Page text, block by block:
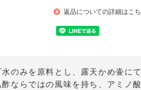
返品についての詳細はこ
のみを原料とし、露天かめ壷に
ならではの風味を持ち、アミノ